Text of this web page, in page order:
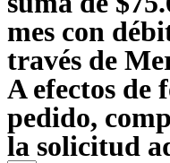
mes con
través de
A efectos
pedido,
la solicitud